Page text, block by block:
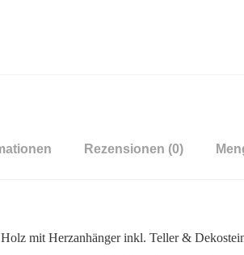
Rezensionen (0)
mit Herzanhänger inkl. Teller &